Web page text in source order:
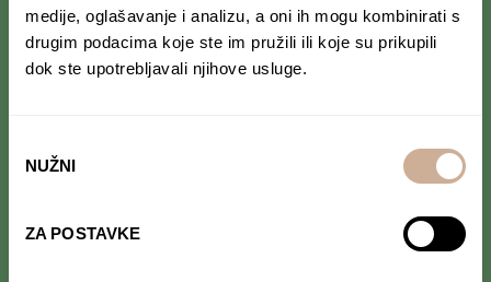
medije, oglašavanje i analizu, a oni ih mogu kombinirati s
drugim podacima koje ste im pružili ili koje su prikupili
dok ste upotrebljavali njihove usluge.
pristanka
NUŽNI
ZA POSTAVKE
do Japana, objavljujemo zanimljive tekstove,
kulture.